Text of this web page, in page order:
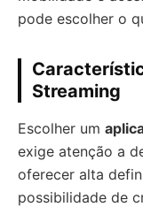
pode escolher o
Streaming
Escolher um
exige atenção a
oferecer alta
possibilidade de